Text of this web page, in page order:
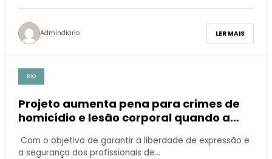
Admindiario LER MAIS
RIO
Projeto aumenta pena para crimes de
homicídio e lesão corporal quando a
Com o objetivo de garantir a liberdade de expressão e
a segurança dos profissionais de…